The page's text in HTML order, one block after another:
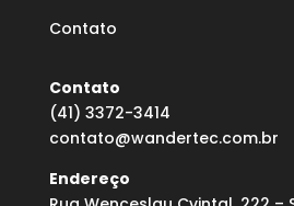
Contato
Contato
(41) 3372-3414
contato@wandertec.com.br
Endereço